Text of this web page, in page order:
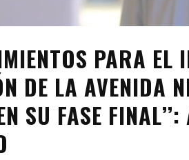
PARA EL
DE LA AVENIDA
SU FASE